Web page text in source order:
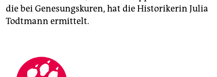
die bei Genesungskuren, hat die Historikerin Julia
Todtmann ermittelt.